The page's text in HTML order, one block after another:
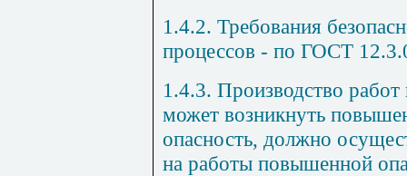
1.4.2. Требования
процессов - по ГОСТ
1.4.3. Производство работ
может возникнуть
опасность, должно
на работы повышенной